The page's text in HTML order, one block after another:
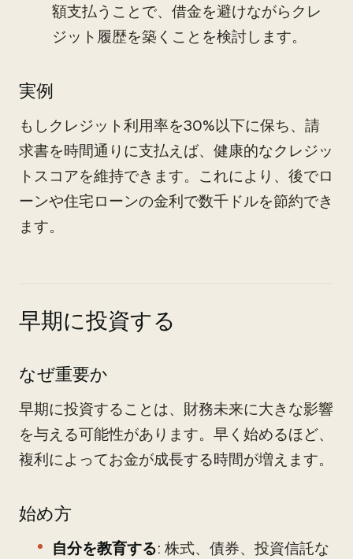
額支払うことで、借金を避けながらクレ
ジット履歴を築くことを検討します。
実例
もしクレジット利用率を30%以下に保ち、請
求書を時間通りに支払えば、健康的なクレジッ
トスコアを維持できます。これにより、後でロ
ーンや住宅ローンの金利で数千ドルを節約でき
ます。
早期に投資する
なぜ重要か
早期に投資することは、財務未来に大きな影響
を与える可能性があります。早く始めるほど、
複利によってお金が成長する時間が増えます。
始め方
自分を教育する: 株式、債券、投資信託な